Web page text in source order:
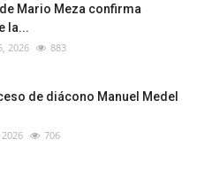
Mario Meza confirma
la...
2026 883
de diácono Manuel Medel
706